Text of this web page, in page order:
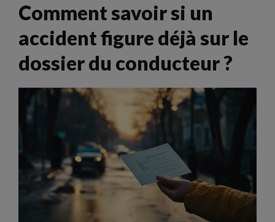
Comment savoir si un
accident figure déjà sur le
dossier du conducteur ?